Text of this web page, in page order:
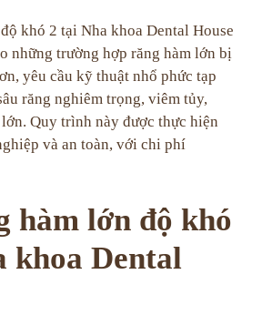
khó 2 tại Nha khoa Dental House
những trường hợp răng hàm lớn bị
yêu cầu kỹ thuật nhổ phức tạp
răng nghiêm trọng, viêm tủy,
lớn. Quy trình này được thực hiện
và an toàn, với chi phí
hàm lớn độ khó
khoa Dental